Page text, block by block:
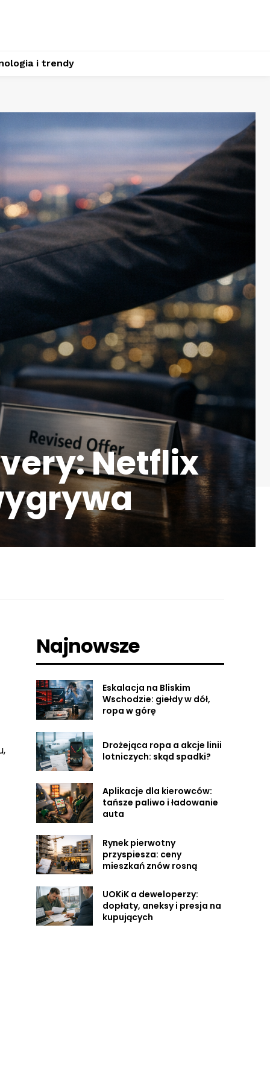
i trendy
Netflix
Najnowsze
Eskalacja na Bliskim
Wschodzie: giełdy w dół,
ropa w górę
Drożejąca ropa a akcje linii
lotniczych: skąd spadki?
Aplikacje dla kierowców:
tańsze paliwo i ładowanie
auta
Rynek pierwotny
przyspiesza: ceny
mieszkań znów rosną
UOKiK a deweloperzy:
dopłaty, aneksy i presja na
kupujących